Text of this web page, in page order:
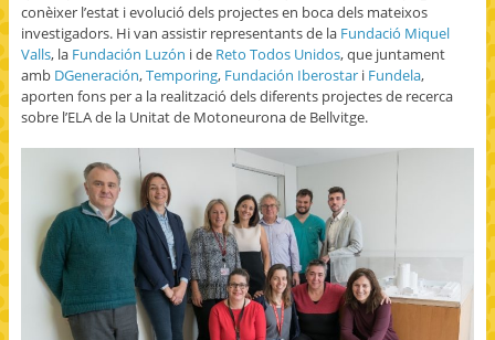
conèixer l’estat i evolució dels projectes en boca dels mateixos
investigadors. Hi van assistir representants de la Fundació Miquel
Valls, la Fundación Luzón i de Reto Todos Unidos, que juntament
amb DGeneración,Temporing, Fundación Iberostari Fundela,
aporten fons per a la realització dels diferents projectes de recerca
sobre l’ELA de la Unitat de Motoneurona de Bellvitge.